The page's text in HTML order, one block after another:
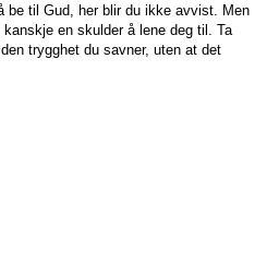
be til Gud, her blir du ikke avvist. Men
en skulder å lene deg til. Ta
trygghet du savner, uten at det